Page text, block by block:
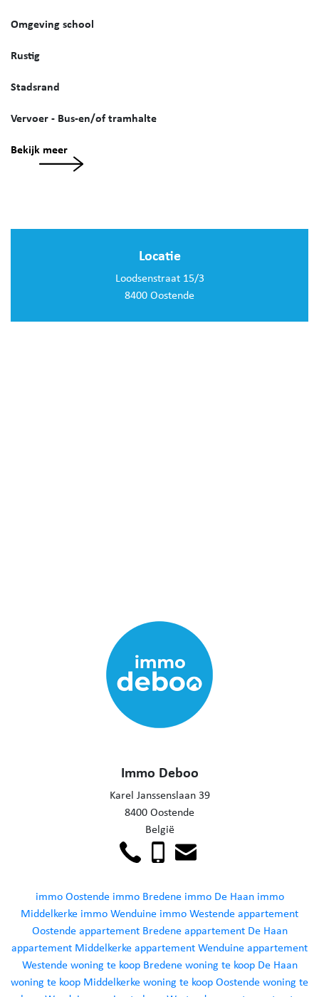
Omgeving school
Rustig
Stadsrand
Vervoer - Bus-en/of tramhalte
Bekijk meer
Locatie
Loodsenstraat 15/3
8400 Oostende
Immo Deboo
Karel Janssenslaan 39
8400 Oostende
België
immo Oostende immo Bredene immo De Haan immo
Middelkerke immo Wenduine immo Westendeappartement
Oostende appartement Bredene appartement De Haan
appartement Middelkerkeappartement Wenduineappartement
Westende woning te koop Bredene woning te koop De Haan
woning te koop Middelkerkewoning te koop Oostendewoning te